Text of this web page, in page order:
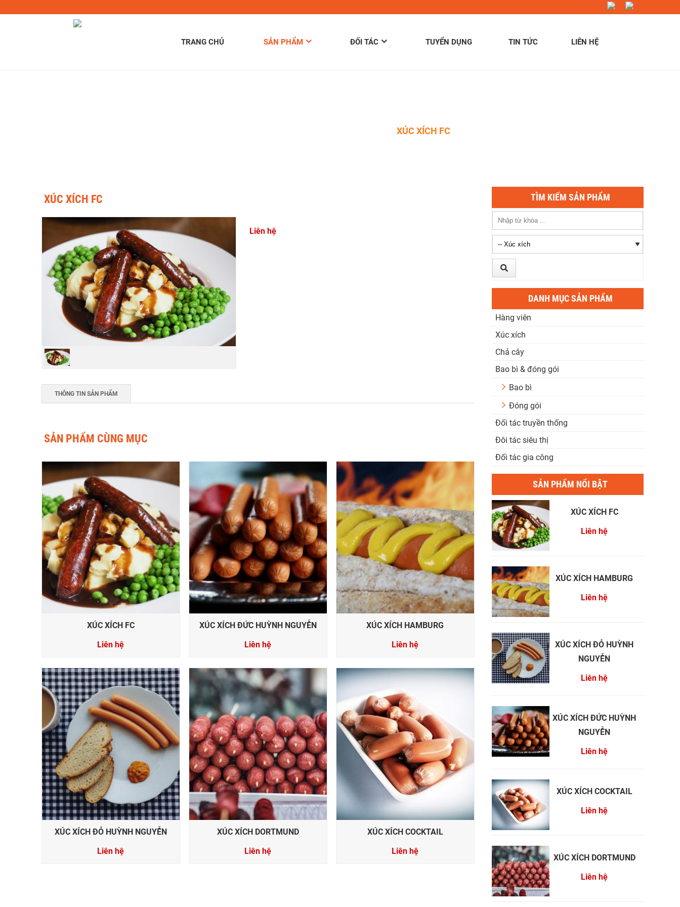
TRANG CHỦ SẢN PHẨM ĐỐI TÁC TUYỂN DỤNG TIN TỨC LIÊN HỆ
XÚC XÍCH FC
XÚC XÍCH FC
Liên hệ
THÔNG TIN SẢN PHẨM
SẢN PHẨM CÙNG MỤC
XÚC XÍCH FC
Liên hệ
XÚC XÍCH ĐỨC HUỲNH NGUYỄN
Liên hệ
XÚC XÍCH HAMBURG
Liên hệ
XÚC XÍCH ĐỎ HUỲNH NGUYỄN
Liên hệ
XÚC XÍCH DORTMUND
Liên hệ
XÚC XÍCH COCKTAIL
Liên hệ
TÌM KIẾM SẢN PHẨM
DANH MỤC SẢN PHẨM
Hàng viên
Xúc xích
Chả cây
Bao bì & đóng gói
Bao bì
Đóng gói
Đối tác truyền thống
Đôi tác siêu thị
Đối tác gia công
SẢN PHẨM NỔI BẬT
XÚC XÍCH FC
Liên hệ
XÚC XÍCH HAMBURG
Liên hệ
XÚC XÍCH ĐỎ HUỲNH
NGUYỄN
Liên hệ
XÚC XÍCH ĐỨC HUỲNH
NGUYỄN
Liên hệ
XÚC XÍCH COCKTAIL
Liên hệ
XÚC XÍCH DORTMUND
Liên hệ